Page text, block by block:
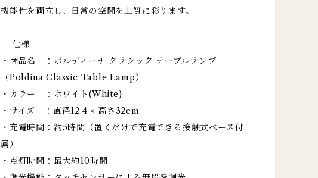
機能性を両立し、日常の空間を上質に彩ります。
│ 仕様
・商品名 ：ポルディーナ クラシック テーブルランプ
（Poldina Classic Table Lamp）
・カラー ：ホワイト(White)
・サイズ ：直径12.4 × 高さ32cm
・充電時間：約5時間（置くだけで充電できる接触式ベース付
属）
・点灯時間：最大約10時間